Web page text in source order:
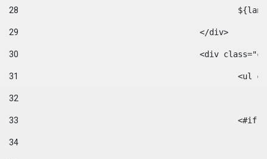
28
29
					</div>
30
<div
31
32
33
34